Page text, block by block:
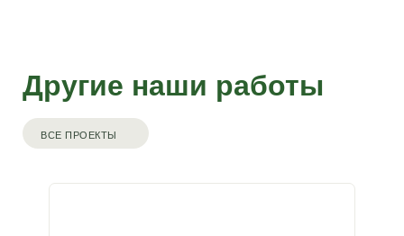
Другие наши работы
ВСЕ ПРОЕКТЫ